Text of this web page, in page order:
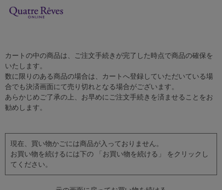
カートの中の商品は、ご注文手続きが完了した時点で商品の確保を
いたします。
数に限りのある商品の場合は、カートへ登録していただいている場
合でも決済画面にて売り切れとなる場合がございます。
あらかじめご了承の上、お早めにご注文手続きを済ませることをお
勧めします。
現在、買い物かごには商品が入っておりません。
お買い物を続けるには下の 「お買い物を続ける」 をクリックし
てください。